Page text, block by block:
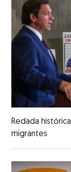
Redada
migrantes